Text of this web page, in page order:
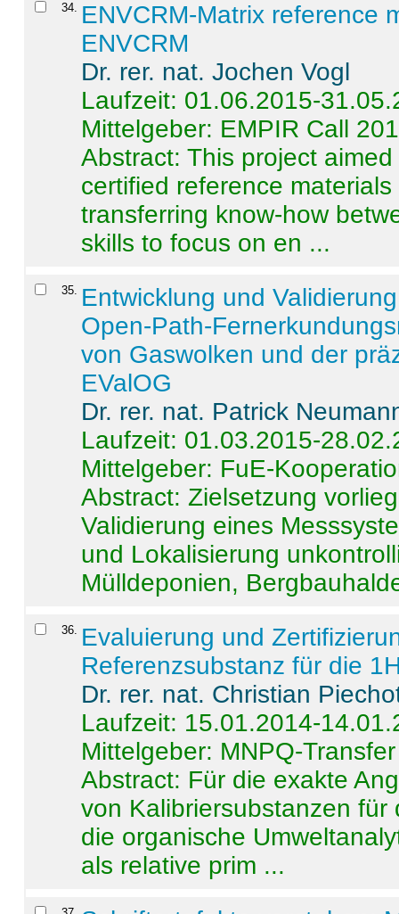
34. ENVCRM-Matrix reference
ENVCRM
Dr. rer. nat. Jochen Vogl
Laufzeit: 01.06.2015-
Mittelgeber: EMPIR Call
Abstract:This project
certified reference
transferring know-how
skills to focus on en ...
35. Entwicklung und
Open-Path-
von Gaswolken und der
EValOG
Dr. rer. nat. Patrick
Laufzeit: 01.03.2015-
Mittelgeber: FuE-
Abstract:Zielsetzung
Validierung eines
und Lokalisierung
Mülldeponien,
36. Evaluierung und
Referenzsubstanz für die
Dr. rer. nat. Christian
Laufzeit: 15.01.2014-
Mittelgeber: MNPQ-Transfer
Abstract: Für die exakte
von Kalibriersubstanzen
die organische
als relative prim ...